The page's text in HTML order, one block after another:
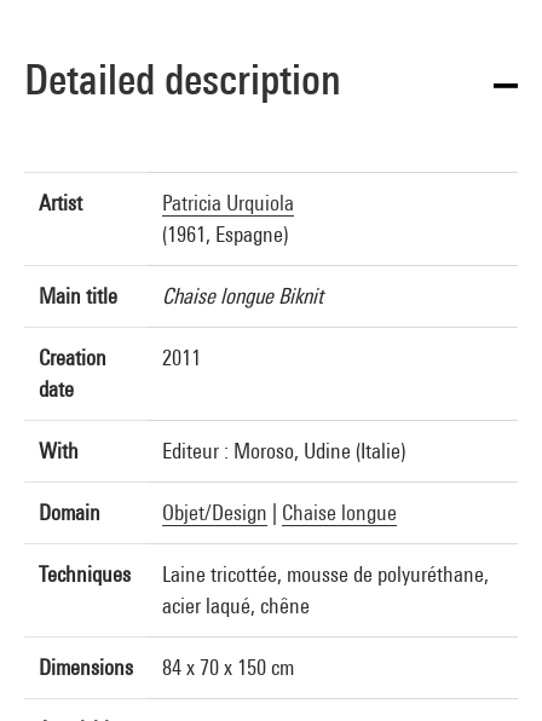
Detailed description
Artist
Patricia Urquiola
(1961, Espagne)
Main title Chaise longue Biknit
Creation
date
2011
With Editeur : Moroso, Udine (Italie)
Domain Objet/Design Chaise longue
Techniques
Laine tricottée, mousse de polyuréthane,
acier laqué, chêne
Dimensions 84 x 70 x 150 cm